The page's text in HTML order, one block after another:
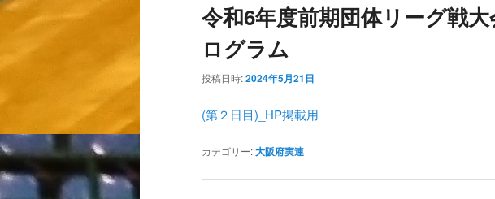
令和6年度前期団体リーグ戦
ログラム
投稿日時:2024年5月21日
(第２日目)_HP掲載用
カテゴリー:大阪府実連